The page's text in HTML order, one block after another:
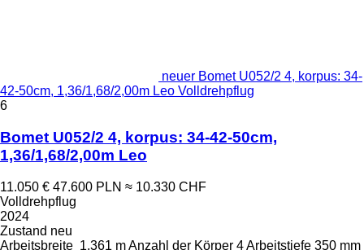
neuer Bomet U052/2 4, korpus: 34-
42-50cm, 1,36/1,68/2,00m Leo Volldrehpflug
6
Bomet U052/2 4, korpus: 34-42-50cm,
1,36/1,68/2,00m Leo
11.050 € 47.600 PLN ≈ 10.330 CHF
Volldrehpflug
2024
Zustand neu
Arbeitsbreite 1,361 mAnzahl der Körper 4Arbeitstiefe 350 mm